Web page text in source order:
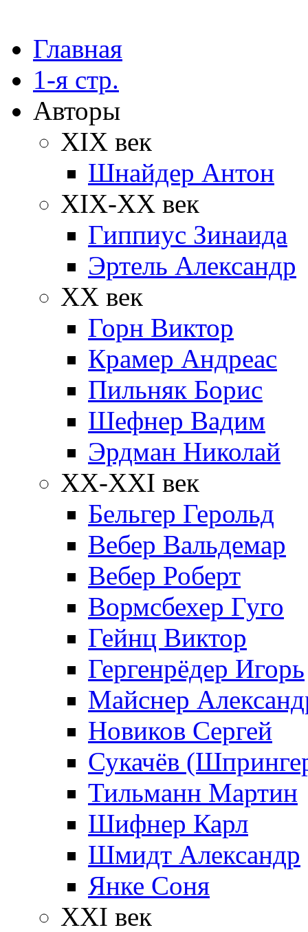
Главная
1-я стр.
Авторы
XIX век
Шнайдер Антон
XIX-XX век
Гиппиус Зинаида
Эртель Александр
XX век
Горн Виктор
Крамер Андреас
Пильняк Борис
Шефнер Вадим
Эрдман Николай
ХХ-XXI век
Бельгер Герольд
Вебер Вальдемар
Вебер Роберт
Вормсбехер Гуго
Гейнц Виктор
Гергенрёдер Игорь
Майснер
Новиков Сергей
Сукачёв
Тильманн Мартин
Шифнер Карл
Шмидт Александр
Янке Соня
XXI век